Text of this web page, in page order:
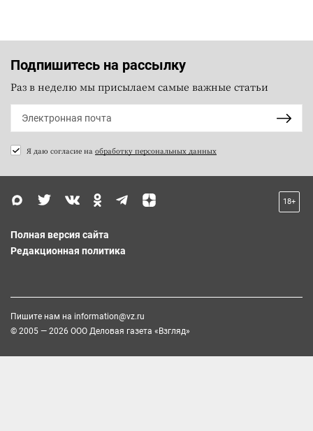
Подпишитесь на рассылку
Раз в неделю мы присылаем самые важные статьи
Я даю согласие на обработку персональных данных
18+
Полная версия сайта
Редакционная политика
Пишите нам на information@vz.ru
© 2005 — 2026 ООО Деловая газета «Взгляд»